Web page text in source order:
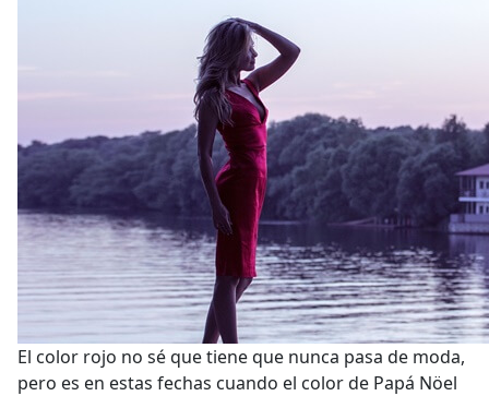
El color rojo no sé que tiene que nunca pasa de moda,
pero es en estas fechas cuando el color de Papá Nöel